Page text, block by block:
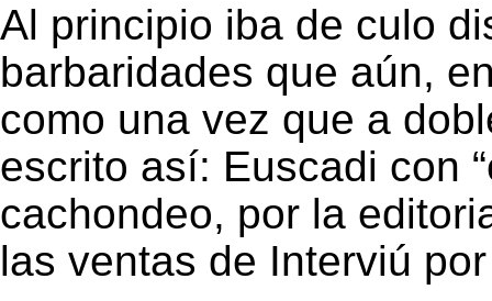
Al principio iba de culo
barbaridades que aún,
como una vez que a
escrito así: Euscadi con
cachondeo, por la
las ventas de Interviú